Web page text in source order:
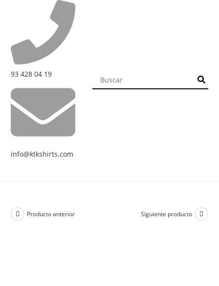
93 428 04 19
info@ktkshirts.com
Producto anterior Siguiente producto